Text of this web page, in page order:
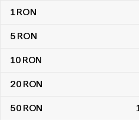
Table de conversion lei roumains
1RON
5 RON
10 RON
20 RON
50 RON